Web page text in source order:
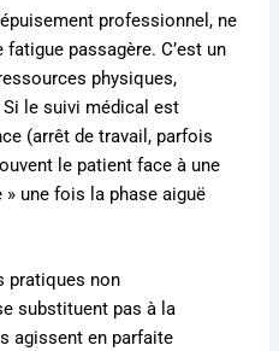
professionnel, ne
passagère. C’est un
physiques,
le suivi médical est
(arrêt de travail, parfois
le patient face à une
une fois la phase aiguë
pratiques non
substituent pas à la
agissent en parfaite